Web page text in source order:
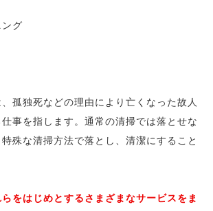
ング
、孤独死などの理由により亡くなった故人
事を指します。通常の清掃では落とせな
殊な清掃方法で落とし、清潔にすること
をはじめとするさまざまなサービスをま